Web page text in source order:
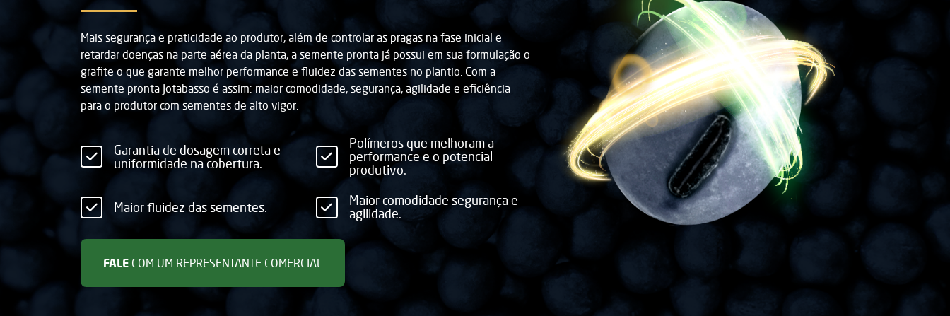
Mais segurança e praticidade ao produtor, além de controlar as pragas na fase inicial e
retardar doenças na parte aérea da planta, a semente pronta já possui em sua formulação o
grafite o que garante melhor performance e fluidez das sementes no plantio. Com a
semente pronta Jotabasso é assim: maior comodidade, segurança, agilidade e eficiência
para o produtor com sementes de alto vigor.
Garantia de dosagem correta e
uniformidade na cobertura.
Polímeros que melhoram a
performance e o potencial
produtivo.
Maior fluidez das sementes.
Maior comodidade segurança e
agilidade.
FALE COM UM REPRESENTANTE COMERCIAL